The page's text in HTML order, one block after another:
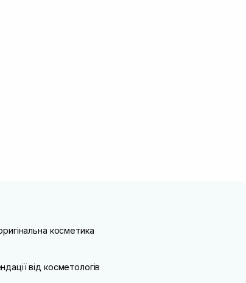
косметика
від косметологів